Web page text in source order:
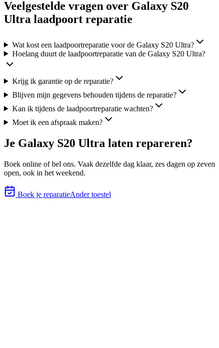
Veelgestelde vragen over Galaxy S20
Ultra laadpoort reparatie
Wat kost een laadpoortreparatie voor de Galaxy S20 Ultra?
Hoelang duurt de laadpoortreparatie van de Galaxy S20 Ultra?
Krijg ik garantie op de reparatie?
Blijven mijn gegevens behouden tijdens de reparatie?
Kan ik tijdens de laadpoortreparatie wachten?
Moet ik een afspraak maken?
Je Galaxy S20 Ultra laten repareren?
Boek online of bel ons. Vaak dezelfde dag klaar, zes dagen op zeven
open, ook in het weekend.
Boek je reparatieAnder toestel